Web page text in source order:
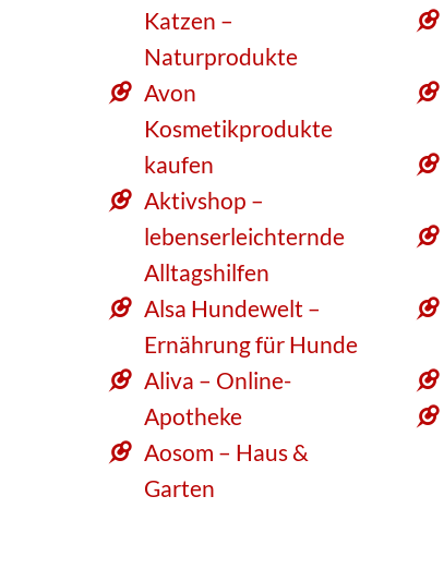
Katzen –
Naturprodukte
Avon
Kosmetikprodukte
kaufen
Aktivshop –
lebenserleichternde
Alltagshilfen
Alsa Hundewelt –
Ernährung für Hunde
Aliva – Online-
Apotheke
Aosom – Haus &
Garten